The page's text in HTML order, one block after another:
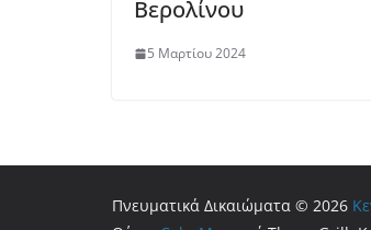
Βερολίνου
5 Μαρτίου 2024
Πνευματικά Δικαιώματα © 2026